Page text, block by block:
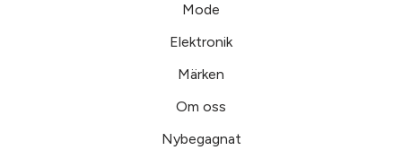
Mode
Elektronik
Märken
Om oss
Nybegagnat